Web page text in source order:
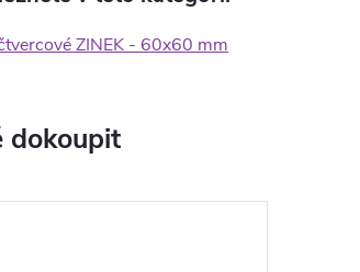
ZINEK - 60x60 mm
dokoupit